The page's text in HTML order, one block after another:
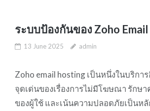
ระบบป้องกันของ Zoho
13 June 2025 admin
Zoho email hosting เป็นหนึ่งในบริกา
จุดเด่นของเรื่องการไม่มีโฆษณา รักษ
ของผู้ใช้ และเน้นความปลอดภัยเป็นห